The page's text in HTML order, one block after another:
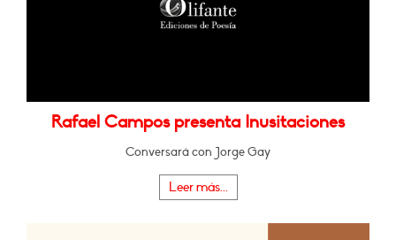
Rafael Campos presenta Inusitaciones
Conversará con Jorge Gay
Leer más...